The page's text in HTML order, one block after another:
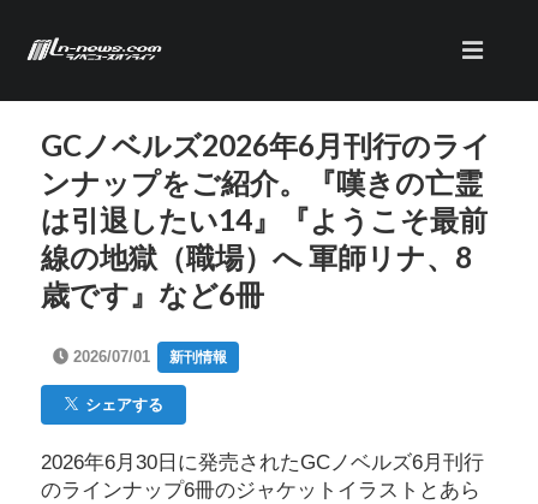
GCノベルズ2026年6月刊行のライ
ンナップをご紹介。『嘆きの亡霊
は引退したい14』『ようこそ最前
線の地獄（職場）へ 軍師リナ、8
歳です』など6冊
2026/07/01 新刊情報
シェアする
2026年6月30日に発売されたGCノベルズ6月刊行
のラインナップ6冊のジャケットイラストとあら